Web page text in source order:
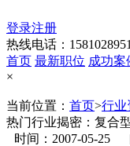
登录注册
热线电话：
首页 最新职位 成功案
×
当前位置： 首页>行业
热门行业揭密：复合
时间：2007-05-25